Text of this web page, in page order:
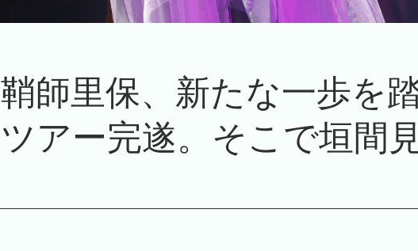
鞘師里保、新たな一歩を
ツアー完遂。そこで垣間